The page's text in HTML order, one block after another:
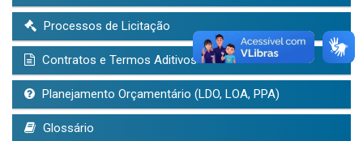
Processos de Licitação
Contratos e Termos Aditivos
Planejamento Orçamentário (LDO, LOA, PPA)
Glossário